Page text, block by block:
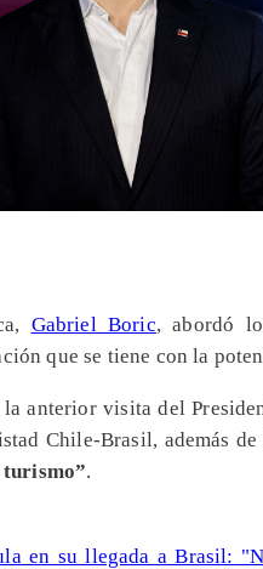
Gabriel Boric, abordó
que se tiene con la
anterior visita del
Chile-Brasil, además
turismo”.
en su llegada a Brasil: